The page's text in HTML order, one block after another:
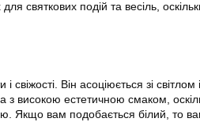
святкових подій та весіль,
свіжості. Він асоціюється зі
з високою естетичною смаком,
Якщо вам подобається білий, то